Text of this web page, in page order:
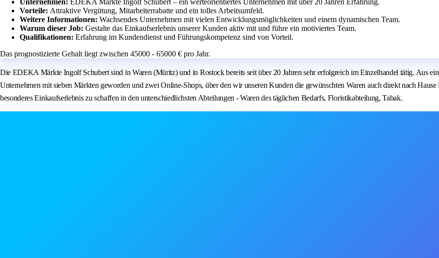
Unternehmen: EDEKA Märkte Ingolf Schubert – ein werteorientiertes Unternehmen mit über 20 Jahren Erfahrung.
Vorteile: Attraktive Vergütung, Mitarbeiterrabatte und ein tolles Arbeitsumfeld.
Weitere Informationen: Wachsendes Unternehmen mit vielen Entwicklungsmöglichkeiten und einem dynamischen Team.
Warum dieser Job: Gestalte das Einkaufserlebnis unserer Kunden aktiv mit und führe ein motiviertes Team.
Qualifikationen: Erfahrung im Kundendienst und Führungskompetenz sind von Vorteil.
Das prognostizierte Gehalt liegt zwischen 45000 - 65000 € pro Jahr.
Die EDEKA Märkte Ingolf Schubert sind in Waren (Müritz) und in Rostock bereits seit über 20 Jahren sehr erfolgreich im Einzelhandel tätig. Aus
Unternehmen mit sieben Märkten geworden und zwei Online-Shops, über den wir unseren Kunden die gewünschten Waren auch direkt nach
besonderes Einkaufserlebnis zu schaffen in den unterschiedlichsten Abteilungen - Waren des täglichen Bedarfs, Floristikabteilung, Tabak.